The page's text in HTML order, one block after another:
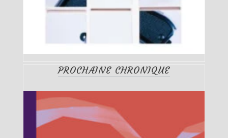
PROCHAINE CHRONIQUE